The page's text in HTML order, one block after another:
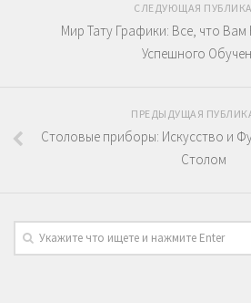
СЛЕДУЮЩАЯ
Мир Тату Графики: Все, что Вам
Успешного
ПРЕДЫДУЩАЯ
Столовые приборы: Искусство и
Столом